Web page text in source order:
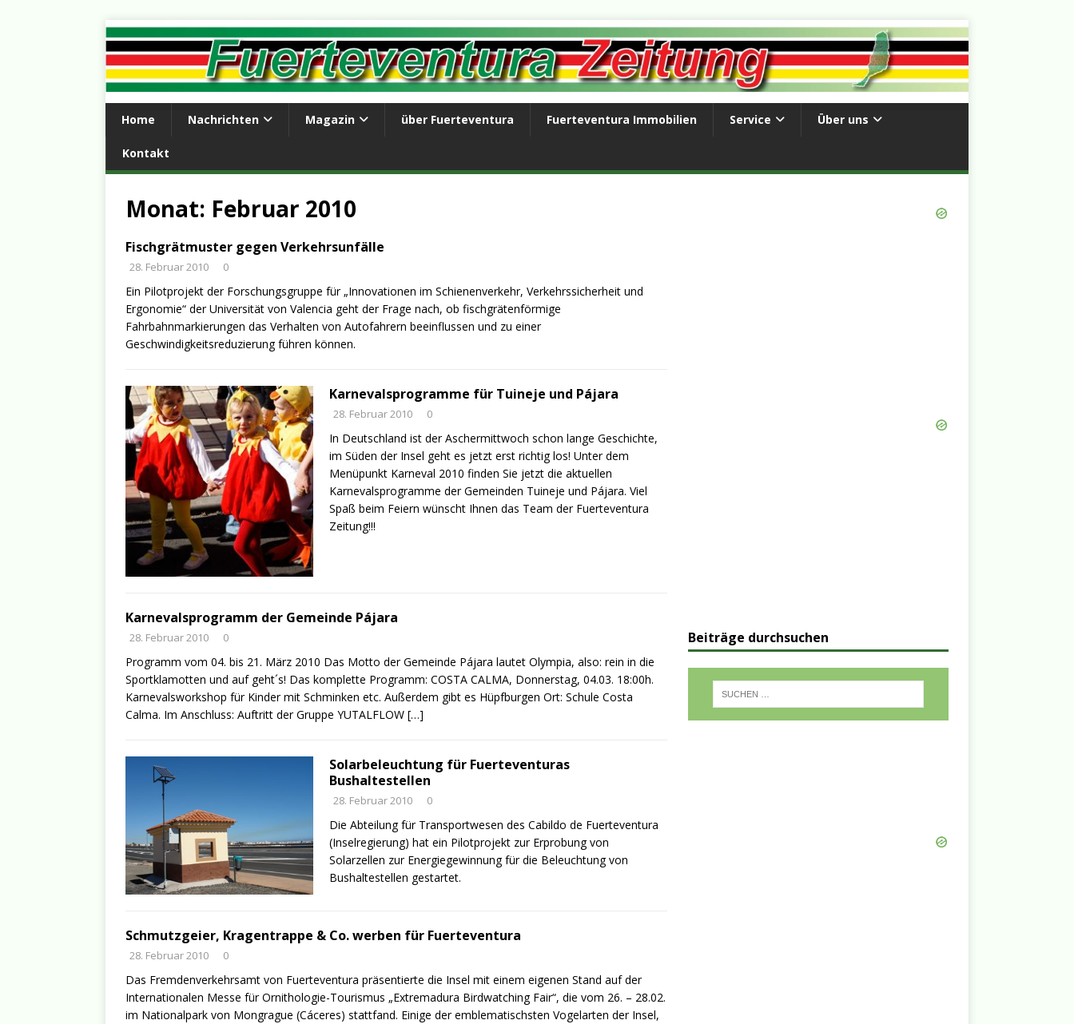
Home Nachrichten Magazin über Fuerteventura Fuerteventura Immobilien Service Über uns
Kontakt
Monat: Februar 2010
Fischgrätmuster gegen Verkehrsunfälle
28. Februar 2010 0
Ein Pilotprojekt der Forschungsgruppe für „Innovationen im Schienenverkehr, Verkehrssicherheit und
Ergonomie“ der Universität von Valencia geht der Frage nach, ob fischgrätenförmige
Fahrbahnmarkierungen das Verhalten von Autofahrern beeinflussen und zu einer
Geschwindigkeitsreduzierung führen können.
Karnevalsprogramme für Tuineje und Pájara
28. Februar 2010 0
In Deutschland ist der Aschermittwoch schon lange Geschichte,
im Süden der Insel geht es jetzt erst richtig los! Unter dem
Menüpunkt Karneval 2010 finden Sie jetzt die aktuellen
Karnevalsprogramme der Gemeinden Tuineje und Pájara. Viel
Spaß beim Feiern wünscht Ihnen das Team der Fuerteventura
Zeitung!!!
Karnevalsprogramm der Gemeinde Pájara
28. Februar 2010 0
Programm vom 04. bis 21. März 2010 Das Motto der Gemeinde Pájara lautet Olympia, also: rein in die
Sportklamotten und auf geht´s! Das komplette Programm: COSTA CALMA, Donnerstag, 04.03. 18:00h.
Karnevalsworkshop für Kinder mit Schminken etc. Außerdem gibt es Hüpfburgen Ort: Schule Costa
Calma. Im Anschluss: Auftritt der Gruppe YUTALFLOW […]
Solarbeleuchtung für Fuerteventuras
Bushaltestellen
28. Februar 2010 0
Die Abteilung für Transportwesen des Cabildo de Fuerteventura
(Inselregierung) hat ein Pilotprojekt zur Erprobung von
Solarzellen zur Energiegewinnung für die Beleuchtung von
Bushaltestellen gestartet.
Schmutzgeier, Kragentrappe & Co. werben für Fuerteventura
28. Februar 2010 0
Das Fremdenverkehrsamt von Fuerteventura präsentierte die Insel mit einem eigenen Stand auf der
Internationalen Messe für Ornithologie-Tourismus „Extremadura Birdwatching Fair“, die vom 26. – 28.02.
im Nationalpark von Mongrague (Cáceres) stattfand. Einige der emblematischsten Vogelarten der Insel,
Beiträge durchsuchen